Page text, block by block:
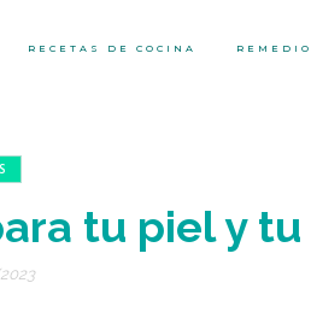
RECETAS DE COCINA
tu piel y